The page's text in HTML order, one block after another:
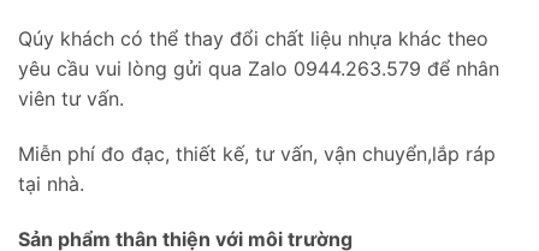
Qúy khách có thể thay đổi chất liệu nhựa khác theo
yêu cầu vui lòng gửi qua Zalo 0944.263.579 để nhân
viên tư vấn.
Miễn phí đo đạc, thiết kế, tư vấn, vận chuyển,lắp ráp
tại nhà.
Sản phẩm thân thiện với môi trường